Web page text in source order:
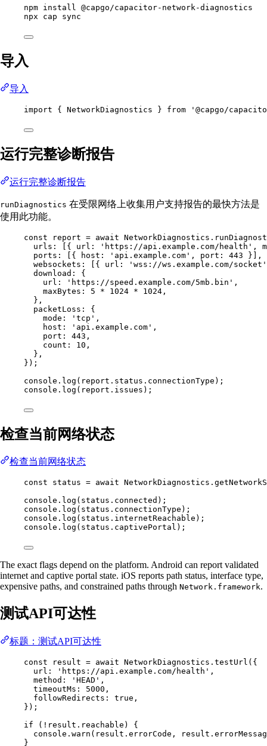
npm install @capgo/capacitor-network-diagnostics
npx
cap sync
导入
导入
import { NetworkDiagnostics } from '@capgo/
运行完整诊断报告
运行完整诊断报告
runDiagnostics 在受限网络上收集用户支持报告的最快方法是
使用此功能。
const report = await NetworkDiagnostics.
urls: [{ url:
'https://api.example.com/health' ,
ports: [{ host:
'api.example.com' , port: 443 }],
websockets: [{ url:
'wss://ws.example.com/socket'
download: {
url:
'https://speed.example.com/5mb.bin' ,
maxBytes: 5 * 1024 * 1024 ,
},
packetLoss: {
mode:
'tcp' ,
host:
'api.example.com' ,
port: 443 ,
count: 10 ,
},
});
console. log (report.status.connectionType);
console. log (report.issues);
检查当前网络状态
检查当前网络状态
const status = await NetworkDiagnostics.
console. log (status.connected);
console. log (status.connectionType);
console. log (status.internetReachable);
console. log (status.captivePortal);
The exact flags depend on the platform. Android can report validated
internet and captive portal state. iOS reports path status, interface type,
expensive paths, and constrained paths through Network.framework.
测试API可达性
标题：测试API可达性
const result = await NetworkDiagnostics. testUrl ({
url:
'https://api.example.com/health' ,
method:
'HEAD' ,
timeoutMs: 5000 ,
followRedirects: true ,
});
if ( ! result.reachable) {
console. warn (result.errorCode,
}